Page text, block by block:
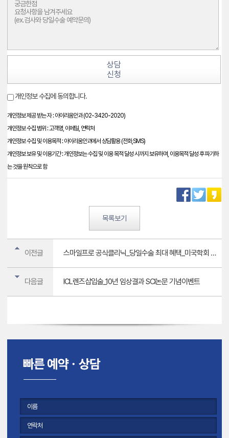
상담
신청
개인정보 수집에 동의합니다.
개인정보 제공 받는 자 : 아이리움안과 (02-3420-2020)
개인정보 수집 범위 : 고객명, 이메일, 연락처
개인정보 수집 및 이용목적 : 아이리움안과에서 상담활용 (전화,SMS)
개인정보 보유 및 이용기간 : 개인정보는 수집 및 이용 목적 달성 시까지 보유하며, 이용목적 달성 후 파기하
는 것을 원칙으로 함
목록보기
이전글 스마일프로 공식클리닉_당일수술 최대 혜택_미국학회 2년 연속 수상 기념
다음글 ICL렌즈삽입술_10년 임상결과 SCI논문 기념이벤트